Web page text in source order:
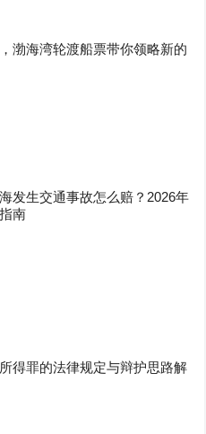
渤海湾轮渡船票带你领略新的
发生交通事故怎么赔？2026年
南
得罪的法律规定与辩护思路解